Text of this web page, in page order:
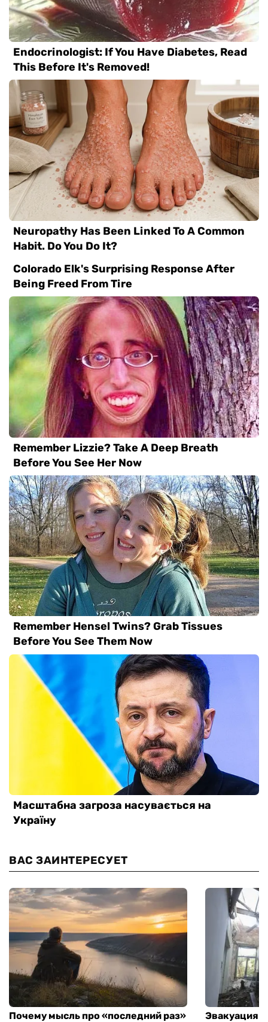
ВАС ЗАИНТЕРЕСУЕТ
Почему мысль про «последний раз»
Эвакуация